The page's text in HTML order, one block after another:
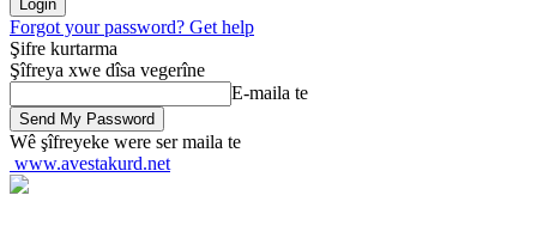
Forgot your password? Get help
Şifre kurtarma
Şîfreya xwe dîsa vegerîne
E-maila te
Wê şîfreyeke were ser maila te
www.avestakurd.net